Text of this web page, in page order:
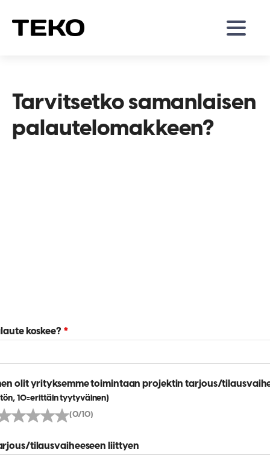
Tarvitsetko samanlaisen
palautelomakkeen?
koskee? *
olit yrityksemme toimintaan projektin tarjous/
10=erittäin tyytyväinen)
(0/10)
tilausvaiheeseen liittyen